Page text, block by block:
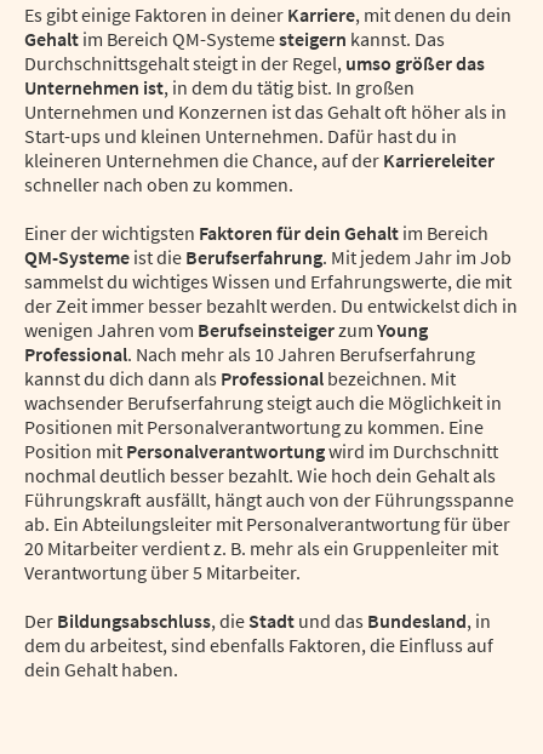
Es gibt einige Faktoren in deiner Karriere, mit denen du dein
Gehalt im Bereich QM-Systemesteigern kannst. Das
Durchschnittsgehalt steigt in der Regel, umso größer das
Unternehmen ist, in dem du tätig bist. In großen
Unternehmen und Konzernen ist das Gehalt oft höher als in
Start-ups und kleinen Unternehmen. Dafür hast du in
kleineren Unternehmen die Chance, auf der Karriereleiter
schneller nach oben zu kommen.
Einer der wichtigsten Faktoren für dein Gehalt im Bereich
QM-Systeme ist die Berufserfahrung. Mit jedem Jahr im Job
sammelst du wichtiges Wissen und Erfahrungswerte, die mit
der Zeit immer besser bezahlt werden. Du entwickelst dich in
wenigen Jahren vom Berufseinsteigerzum Young
Professional. Nach mehr als 10 Jahren Berufserfahrung
kannst du dich dann als Professional bezeichnen. Mit
wachsender Berufserfahrung steigt auch die Möglichkeit in
Positionen mit Personalverantwortung zu kommen. Eine
Position mit Personalverantwortungwird im Durchschnitt
nochmal deutlich besser bezahlt. Wie hoch dein Gehalt als
Führungskraft ausfällt, hängt auch von der Führungsspanne
ab. Ein Abteilungsleiter mit Personalverantwortung für über
20 Mitarbeiter verdient z. B. mehr als ein Gruppenleiter mit
Verantwortung über 5 Mitarbeiter.
Der Bildungsabschluss, die Stadt und das Bundesland, in
dem du arbeitest, sind ebenfalls Faktoren, die Einfluss auf
dein Gehalt haben.